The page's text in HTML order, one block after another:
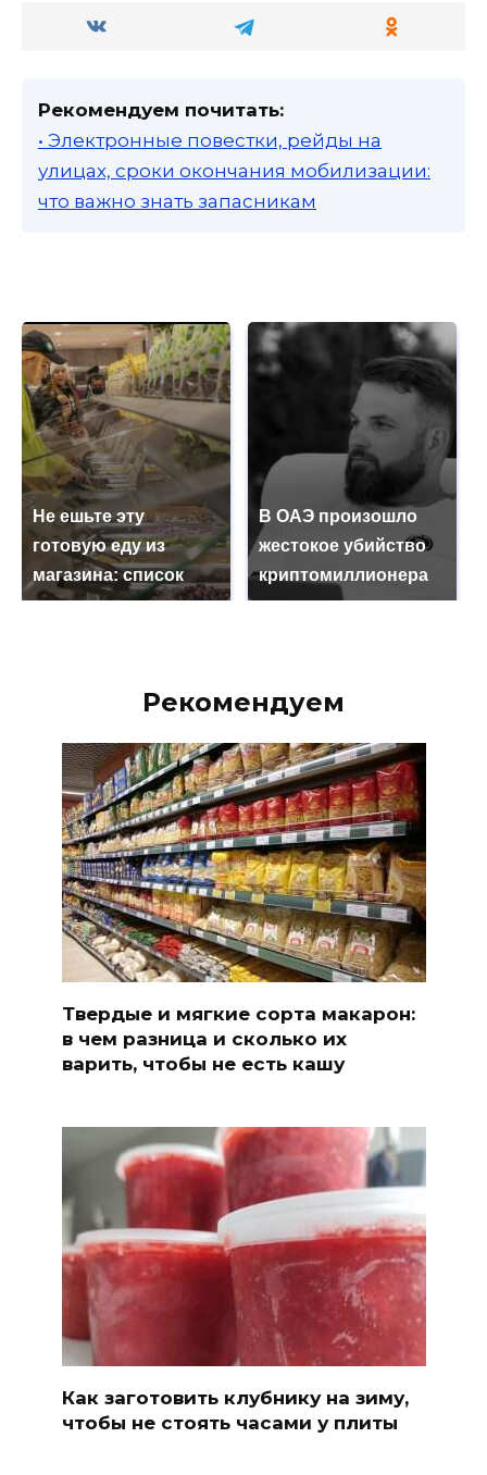
Рекомендуем почитать:
• Электронные повестки, рейды на
улицах, сроки окончания мобилизации:
что важно знать запасникам
Не ешьте эту
готовую еду из
магазина: список
В ОАЭ произошло
жестокое убийство
криптомиллионера
Рекомендуем
Твердые и мягкие сорта макарон:
в чем разница и сколько их
варить, чтобы не есть кашу
Как заготовить клубнику на зиму,
чтобы не стоять часами у плиты